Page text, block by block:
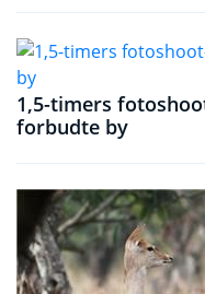
1,5-timers
forbudte by